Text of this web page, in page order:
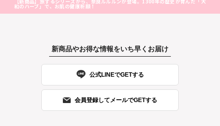
和のハーブ」で、お肌の健康祈願！
新商品やお得な情報をいち早くお届け
公式LINEでGETする
会員登録してメールでGETする